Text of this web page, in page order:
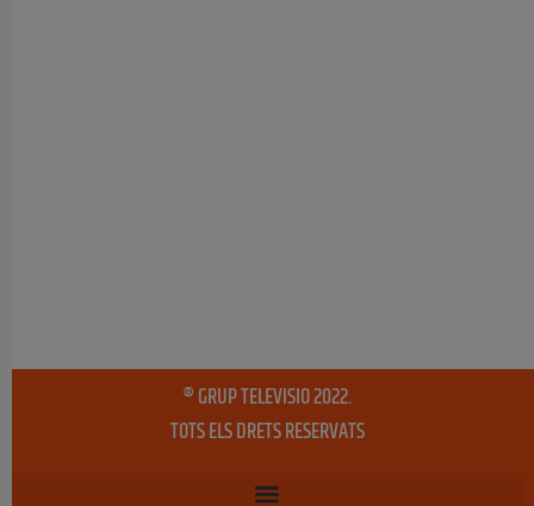
® GRUP TELEVISIO 2022.
TOTS ELS DRETS RESERVATS